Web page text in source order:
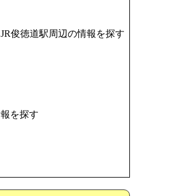
俊徳道駅周辺の情報を探す
を探す